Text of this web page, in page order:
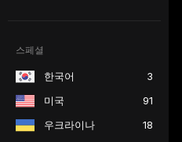
스페셜
한국어
3
미국
91
우크라이나
18